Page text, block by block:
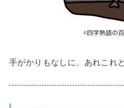
手がかりもなしに、あれこれ